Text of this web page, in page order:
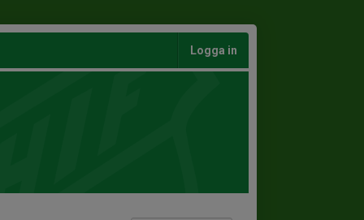
Logga in